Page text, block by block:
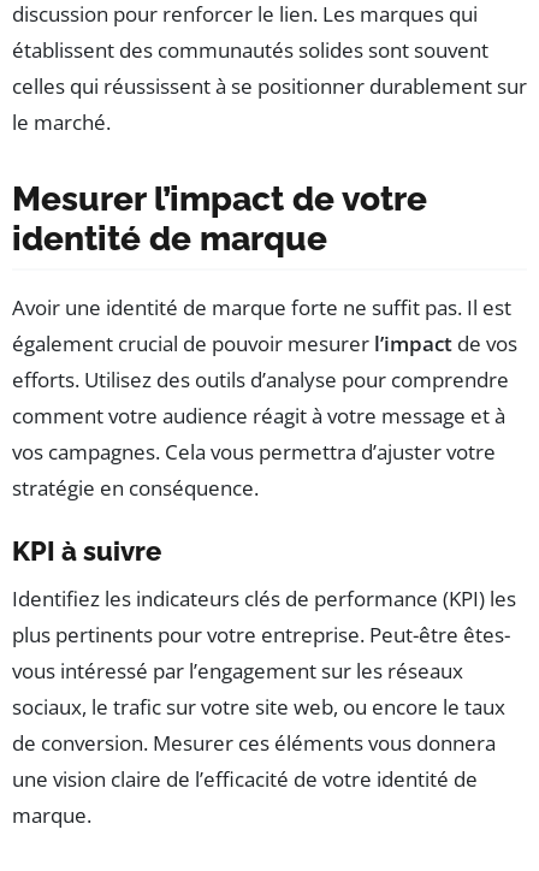
discussion pour renforcer le lien. Les marques qui
établissent des communautés solides sont souvent
celles qui réussissent à se positionner durablement sur
le marché.
Mesurer l’impact de votre
identité de marque
Avoir une identité de marque forte ne suffit pas. Il est
également crucial de pouvoir mesurer l’impact de vos
efforts. Utilisez des outils d’analyse pour comprendre
comment votre audience réagit à votre message et à
vos campagnes. Cela vous permettra d’ajuster votre
stratégie en conséquence.
KPI à suivre
Identifiez les indicateurs clés de performance (KPI) les
plus pertinents pour votre entreprise. Peut-être êtes-
vous intéressé par l’engagement sur les réseaux
sociaux, le trafic sur votre site web, ou encore le taux
de conversion. Mesurer ces éléments vous donnera
une vision claire de l’efficacité de votre identité de
marque.